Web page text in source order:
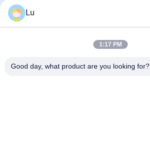
สนุกสนาน
Lu
1:17 PM
Good day, what product are you looking for?